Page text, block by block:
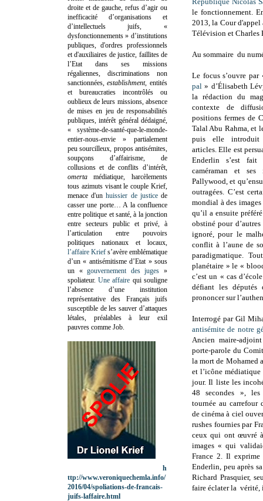
le fonctionnement.
2013, la Cour d'appel
Télévision et Charles
Au sommaire du
Le focus s’ouvre
pal » d’Élisabeth
la rédaction du
contexte de
positions fermes de
Talal Abu Rahma, et
puis elle
articles. Elle est
Enderlin s’est fait
caméraman et
Pallywood, et
outragées. C’est
mondial à des
qu’il a ensuite
obstiné pour
ignoré, pour le
conflit à l’aune de
paradigmatique.
planétaire » le «
c’est un « cas
défiant les députés
prononcer sur
Interrogé par Gil
antisémite de notre
Ancien maire-
porte-parole du
la mort de Mohamed
et l’icône médiatique
jour. Il liste les
48 secondes », les
tournée au carrefour
de cinéma à ciel
rushes fournies par
ceux qui ont œuvré
images « qui
France 2. Il
Enderlin, peu après
Richard Prasquier,
faire éclater la vérité,
droite et de gauche, refus d’agir ou
inefficacité d’organisations et
d’intellectuels juifs, «
dysfonctionnements » d’institutions
publiques, d'ordres professionnels
et d'auxiliaires de justice, faillites de
l’Etat dans ses missions
régaliennes, discriminations non
sanctionnées,establishment, entités
et bureaucraties incontrôlés ou
oublieux de leurs missions, absence
de mises en jeu de responsabilités
publiques, intérêt général dédaigné,
« système-de-santé-que-le-monde-
entier-nous-envie » partialement
peu sourcilleux, propos antisémites,
soupçons d’affairisme, de
collusions et de conflits d’intérêt,
omertamédiatique, harcèlements
tous azimuts visant le couple Krief,
menace d'unhuissier de justicede
casser une porte… A la confluence
entre politique et santé, à la jonction
entre secteurs public et privé, à
l’articulation entre pouvoirs
politiques nationaux et locaux,
l’affaire Krief s’avère emblématique
d’un « antisémitisme d’Etat » sous
un «gouvernement des juges »
spoliateur.Une affaire qui souligne
l’absence d’une institution
représentative des Français juifs
susceptible de les sauver d’attaques
létales, préalables à leur exil
pauvres comme Job.
h
ttp://www.veroniquechemla.info/
2016/04/spoliations-de-francais-
juifs-laffaire.html